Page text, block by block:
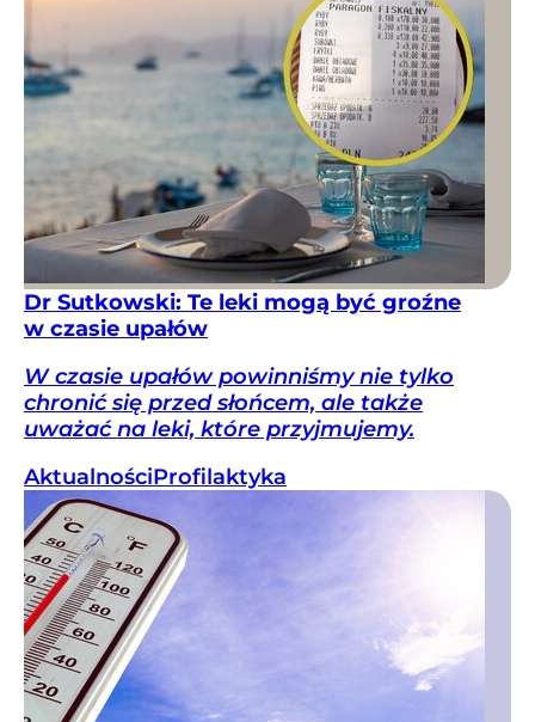
Dr Sutkowski: Te leki mogą być groźne
w czasie upałów
W czasie upałów powinniśmy nie tylko
chronić się przed słońcem, ale także
uważać na leki, które przyjmujemy.
AktualnościProfilaktyka